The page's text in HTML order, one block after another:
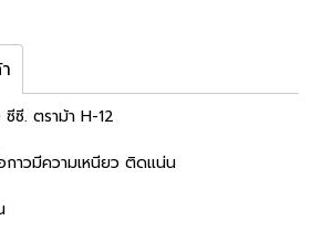
ซี. ตราม้า H-12
าวมีความเหนียว ติดแน่น